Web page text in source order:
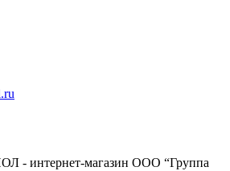
- интернет-магазин ООО “Группа